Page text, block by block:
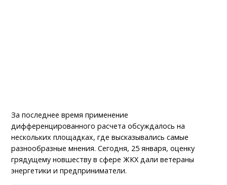
За последнее время применение
дифференцированного расчета обсуждалось на
нескольких площадках, где высказывались самые
разнообразные мнения. Сегодня, 25 января, оценку
грядущему новшеству в сфере ЖКХ дали ветераны
энергетики и предприниматели.